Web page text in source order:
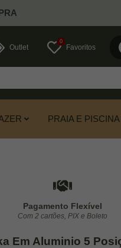
Outlet
0
Favoritos
PRAIA E PISCINA
Pagamento Flexível
Com 2 cartões, PIX e Boleto
Em Aluminio 5